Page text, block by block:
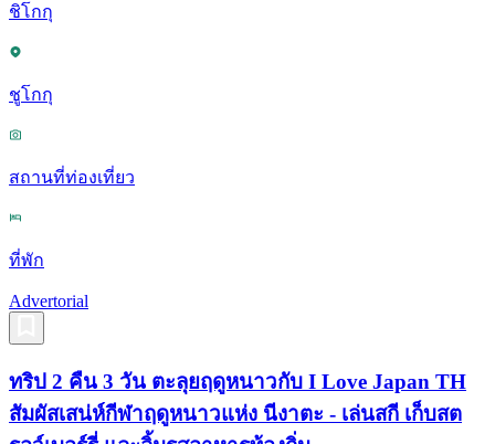
ชิโกกุ
ชูโกกุ
สถานที่ท่องเที่ยว
ที่พัก
Advertorial
ทริป 2 คืน 3 วัน ตะลุยฤดูหนาวกับ I Love Japan TH
สัมผัสเสน่ห์กีฬาฤดูหนาวแห่ง นีงาตะ - เล่นสกี เก็บสต